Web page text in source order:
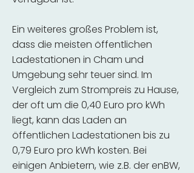
Ein weiteres großes Problem ist,
dass die meisten öffentlichen
Ladestationen in Cham und
Umgebung sehr teuer sind. Im
Vergleich zum Strompreis zu Hause,
der oft um die 0,40 Euro pro kWh
liegt, kann das Laden an
öffentlichen Ladestationen bis zu
0,79 Euro pro kWh kosten. Bei
einigen Anbietern, wie z.B. der enBW,